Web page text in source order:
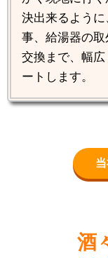
決出来るよう
事、給湯器の
交換まで、幅
ートします。
酒